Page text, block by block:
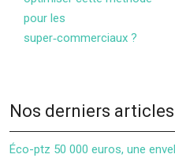
pour les
super‑commerciaux ?
Nos derniers articles
Éco-ptz 50 000 euros, une